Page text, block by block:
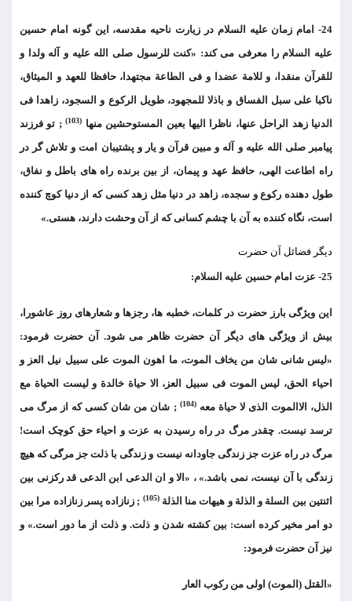
24- امام زمان علیه السلام در زیارت ناحیه مقدسه، این گونه امام حسین
علیه السلام را معرفی می کند: «کنت للرسول صلی الله علیه و آله ولدا و
للقرآن منقدا، و للامة عضدا و فی الطاعة مجتهدا، حافظا للعهد و المیثاق،
ناکبا علی سبل الفساق و باذلا للمجهود، طویل الرکوع و السجود، زاهدا فی
الدنیا زهد الراحل عنها، ناظرا الیها بعین المستوحشین منها (103)
; تو فرزند
پیامبر صلی الله علیه و آله و مبین قرآن و یار و پشتیبان امت و تلاش گر در
راه اطاعت الهی، حافظ عهد و پیمان، از بین برنده راه های باطل و نفاق،
طول دهنده رکوع و سجده، زاهد در دنیا مثل زهد کسی که از دنیا کوچ کننده
است، نگاه کننده به آن با چشم کسانی که از آن وحشت دارند، هستی.»
دیگر فضائل آن حضرت
25- عزت امام حسین علیه السلام:
این ویژگی بارز حضرت در کلمات، خطبه ها، رجزها و شعارهای روز عاشورا،
بیش از ویژگی های دیگر آن حضرت ظاهر می شود. آن حضرت فرمود:
«لیس شانی شان من یخاف الموت، ما اهون الموت علی سبیل نیل العز و
احیاء الحق، لیس الموت فی سبیل العز، الا حیاة خالدة و لیست الحیاة مع
الذل، الاالموت الذی لا حیاة معه(104)
; شان من شان کسی که از مرگ می
ترسد نیست. چقدر مرگ در راه رسیدن به عزت و احیاء حق کوچک است!
مرگ در راه عزت جز زندگی جاودانه نیست و زندگی با ذلت جز مرگی که هیچ
زندگی با آن نیست، نمی باشد.» ، «الا و ان الدعی ابن الدعی قد رکزنی بین
اثنتین بین السلة و الذلة و هیهات منا الذلة(105)
; زنازاده پسر زنازاده مرا بین
دو امر مخیر کرده است: بین کشته شدن و ذلت. و ذلت از ما دور است.» و
نیز آن حضرت فرمود:
«القتل (الموت) اولی من رکوب العار